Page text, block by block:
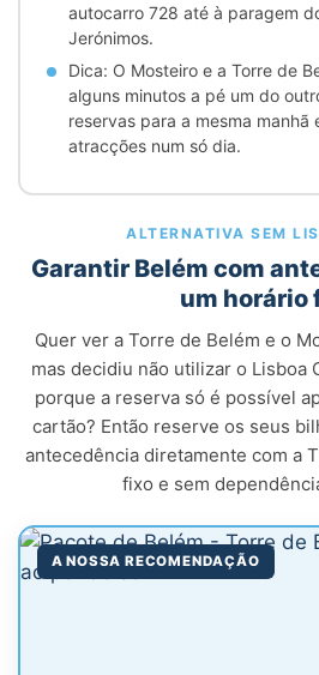
autocarro 728 até à paragem
Jerónimos.
Dica: O Mosteiro e a Torre de
alguns minutos a pé um do
reservas para a mesma manhã
atracções num só dia.
ALTERNATIVA SEM
Garantir Belém com
um horário
Quer ver a Torre de Belém e o
mas decidiu não utilizar o Lisboa
porque a reserva só é possível
cartão? Então reserve os seus
antecedência diretamente com a
fixo e sem
A NOSSA RECOMENDAÇÃO